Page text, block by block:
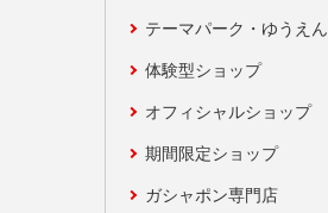
テーマパーク・ゆうえ
体験型ショップ
オフィシャルショップ
期間限定ショップ
ガシャポン専門店